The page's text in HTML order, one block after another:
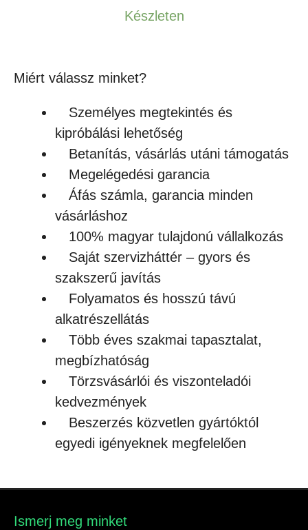
Készleten
Miért válassz minket?
Személyes megtekintés és
kipróbálási lehetőség
Betanítás, vásárlás utáni támogatás
Megelégedési garancia
Áfás számla, garancia minden
vásárláshoz
100% magyar tulajdonú vállalkozás
Saját szervizháttér – gyors és
szakszerű javítás
Folyamatos és hosszú távú
alkatrészellátás
Több éves szakmai tapasztalat,
megbízhatóság
Törzsvásárlói és viszonteladói
kedvezmények
Beszerzés közvetlen gyártóktól
egyedi igényeknek megfelelően
Ismerj meg minket​